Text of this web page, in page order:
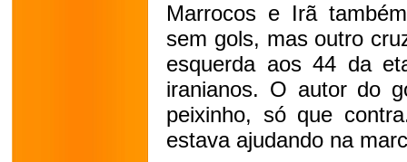
Marrocos e Irã
sem gols, mas outro
esquerda aos 44 da
iranianos. O autor do
peixinho, só que
estava ajudando na